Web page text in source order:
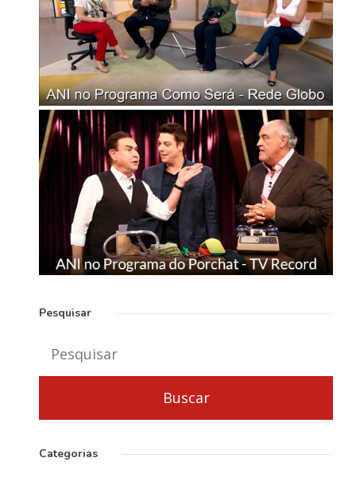
Pesquisar
Categorias